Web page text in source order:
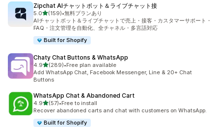
Zipchat AIチャットボット＆ライブチャット接
5.05つ星中
(159)
合計レビュー数：159件
•無料プランあり
AIチャットボット＆ライブチャットで売上・接客・カスタマーサポート・
FAQ・注文管理を自動化、全チャネル・多言語対応
Built for Shopify
Chaty Chat Buttons & WhatsApp
4.95つ星中
(289)
合計レビュー数：289件
•Free plan available
Add WhatsApp Chat, Facebook Messenger, Line & 20+ Chat
Buttons
WhatsApp Chat & Abandoned Cart
4.95つ星中
(57)
合計レビュー数：57件
•Free to install
Recover abandoned carts and chat with customers on WhatsApp.
Built for Shopify